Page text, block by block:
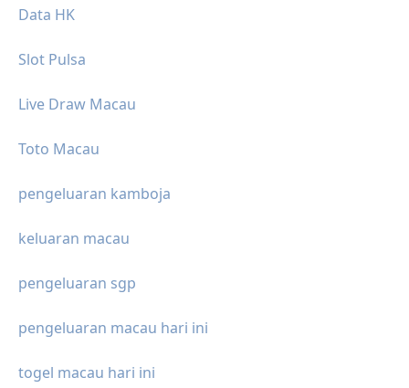
Data HK
Slot Pulsa
Live Draw Macau
Toto Macau
pengeluaran kamboja
keluaran macau
pengeluaran sgp
pengeluaran macau hari ini
togel macau hari ini